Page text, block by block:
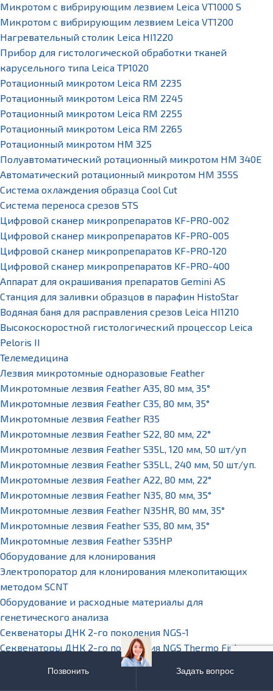
Микротом с вибрирующим лезвием Leica VT1000 S
Микротом с вибрирующим лезвием Leica VT1200
Нагревательный столик Leica HI1220
Прибор для гистологической обработки тканей
карусельного типа Leica TP1020
Ротационный микротом Leica RM 2235
Ротационный микротом Leica RM 2245
Ротационный микротом Leica RM 2255
Ротационный микротом Leica RM 2265
Ротационный микротом HM 325
Полуавтоматический ротационный микротом HM 340E
Автоматический ротационный микротом HM 355S
Система охлаждения образца Cool Cut
Система переноса срезов STS
Цифровой сканер микропрепаратов KF-PRO-002
Цифровой сканер микропрепаратов KF-PRO-005
Цифровой сканер микропрепаратов KF-PRO-120
Цифровой сканер микропрепаратов KF-PRO-400
Аппарат для окрашивания препаратов Gemini AS
Станция для заливки образцов в парафин HistoStar
Водяная баня для расправления срезов Leica HI1210
Высокоскоростной гистологический процессор Leica
Peloris II
Телемедицина
Лезвия микротомные одноразовые Feather
Микротомные лезвия Feather А35, 80 мм, 35°
Микротомные лезвия Feather С35, 80 мм, 35°
Микротомные лезвия Feather R35
Микротомные лезвия Feather S22, 80 мм, 22°
Микротомные лезвия Feather S35L, 120 мм, 50 шт/уп
Микротомные лезвия Feather S35LL, 240 мм, 50 шт/уп.
Микротомные лезвия Feather А22, 80 мм, 22°
Микротомные лезвия Feather N35, 80 мм, 35°
Микротомные лезвия Feather N35HR, 80 мм, 35°
Микротомные лезвия Feather S35, 80 мм, 35°
Микротомные лезвия Feather S35HP
Оборудование для клонирования
Электропоратор для клонирования млекопитающих
методом SCNT
Оборудование и расходные материалы для
генетического анализа
Секвенаторы ДНК 2-го поколения NGS-1
Секвенаторы ДНК 2-го поколения NGS Thermo Fisher
Секвенатор Ion S5 Ion Torrent, 3-80 млн. прочтений,
Позвонить Задать вопрос